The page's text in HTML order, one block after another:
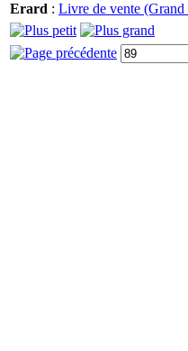
Erard : Livre de vente